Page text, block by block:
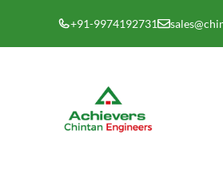
contenido
+91-9974192731